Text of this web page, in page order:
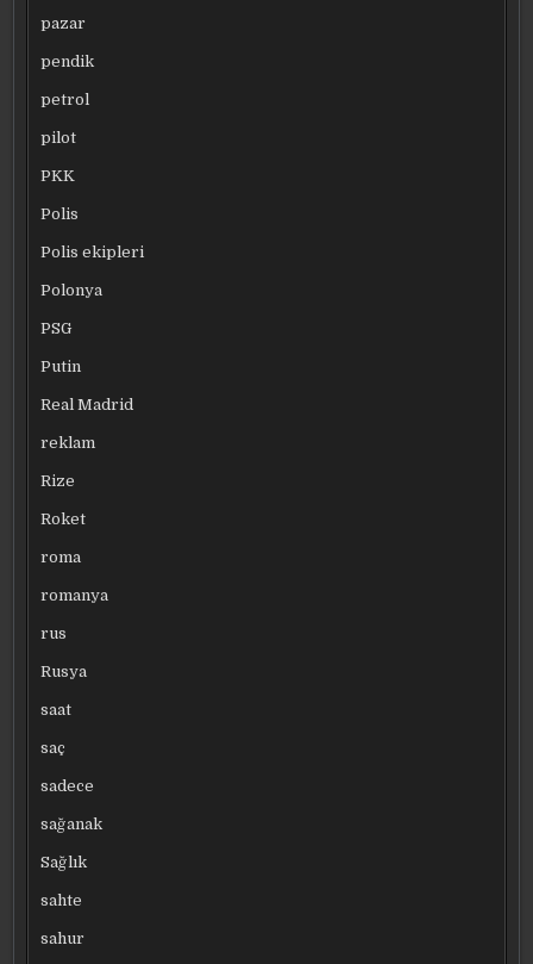
pazar
pendik
petrol
pilot
PKK
Polis
Polis ekipleri
Polonya
PSG
Putin
Real Madrid
reklam
Rize
Roket
roma
romanya
rus
Rusya
saat
saç
sadece
sağanak
Sağlık
sahte
sahur